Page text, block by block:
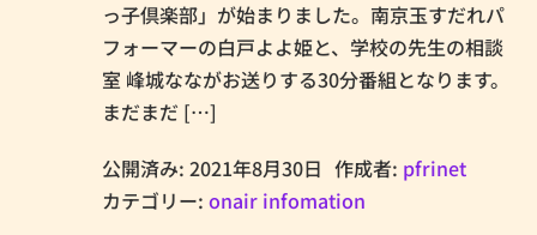
っ子倶楽部」が始まりました。南京玉すだれパ
フォーマーの白戸よよ姫と、学校の先生の相談
室 峰城なながお送りする30分番組となります。
まだまだ […]
公開済み: 2021年8月30日 作成者: pfrinet
カテゴリー: onair infomation